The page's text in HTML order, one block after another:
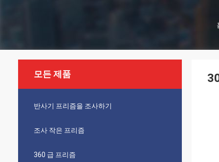
모든 제품
반사기 프리즘을 조사하기
조사 작은 프리즘
360 급 프리즘